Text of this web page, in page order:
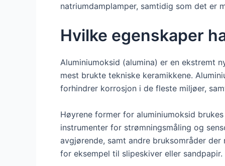
natriumdamplamper, samtidig som det er
Hvilke egenskaper
Aluminiumoksid (alumina) er en ekstremt
mest brukte tekniske keramikkene.
forhindrer korrosjon i de fleste miljøer,
Høyrene former for aluminiumoksid
instrumenter for strømningsmåling og
avgjørende, samt andre bruksområder
for eksempel til slipeskiver eller sandpapir.